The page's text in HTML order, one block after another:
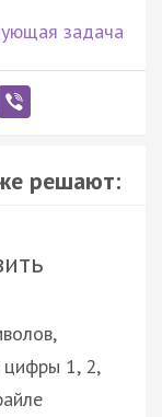
задача
решают:
цифры 1, 2,